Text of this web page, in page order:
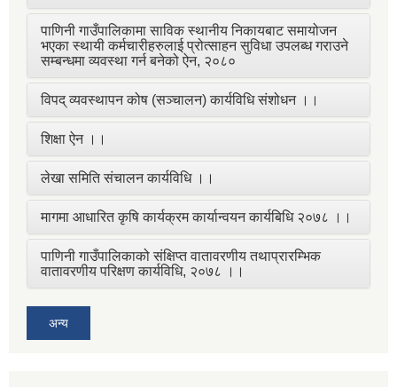
पाणिनी गाउँपालिकामा साविक स्थानीय निकायबाट समायोजन
भएका स्थायी कर्मचारीहरुलाई प्रोत्साहन सुविधा उपलब्ध गराउने
सम्बन्धमा व्यवस्था गर्न बनेको ऐन, २०८०
विपद् व्यवस्थापन कोष (सञ्चालन) कार्यविधि संशोधन ।।
शिक्षा ऐन ।।
लेखा समिति संचालन कार्यविधि ।।
मागमा आधारित कृषि कार्यक्रम कार्यान्वयन कार्यबिधि २०७८ ।।
पाणिनी गाउँपालिकाको संक्षिप्त वातावरणीय तथाप्रारम्भिक
वातावरणीय परिक्षण कार्यविधि, २०७८ ।।
अन्य